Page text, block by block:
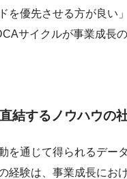
を優先させる方が良い
サイクルが事業成長
結するノウハウの
を通じて得られるデー
経験は、事業成長にお